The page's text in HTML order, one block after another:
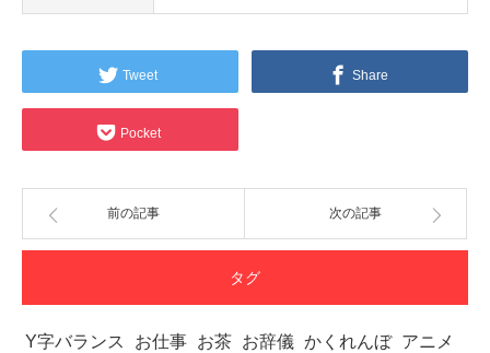
Tweet Share
Pocket
前の記事 次の記事
タグ
Y字バランス お仕事 お茶 お辞儀 かくれんぼ アニメ